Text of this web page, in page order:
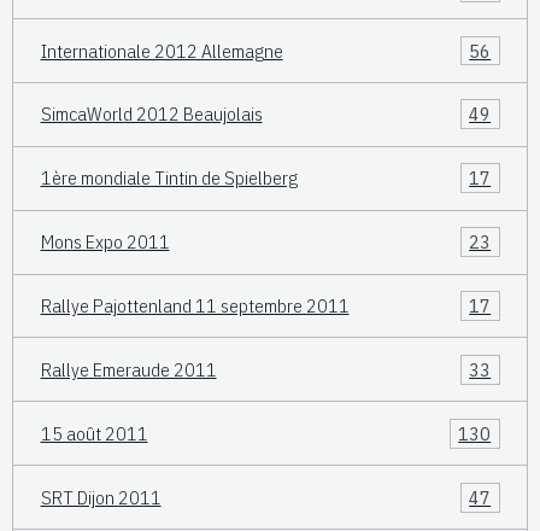
Internationale 2012 Allemagne 56
SimcaWorld 2012 Beaujolais 49
1ère mondiale Tintin de Spielberg 17
Mons Expo 2011 23
Rallye Pajottenland 11 septembre 2011 17
Rallye Emeraude 2011 33
15 août 2011 130
SRT Dijon 2011 47